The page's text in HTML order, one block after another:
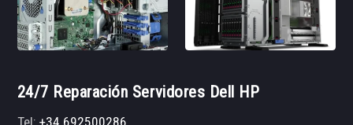
24/7 Reparación Servidores Dell HP
Tel:+34 692500286